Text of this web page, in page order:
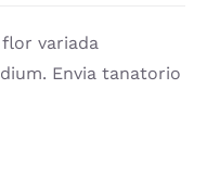
variada
Envia tanatorio